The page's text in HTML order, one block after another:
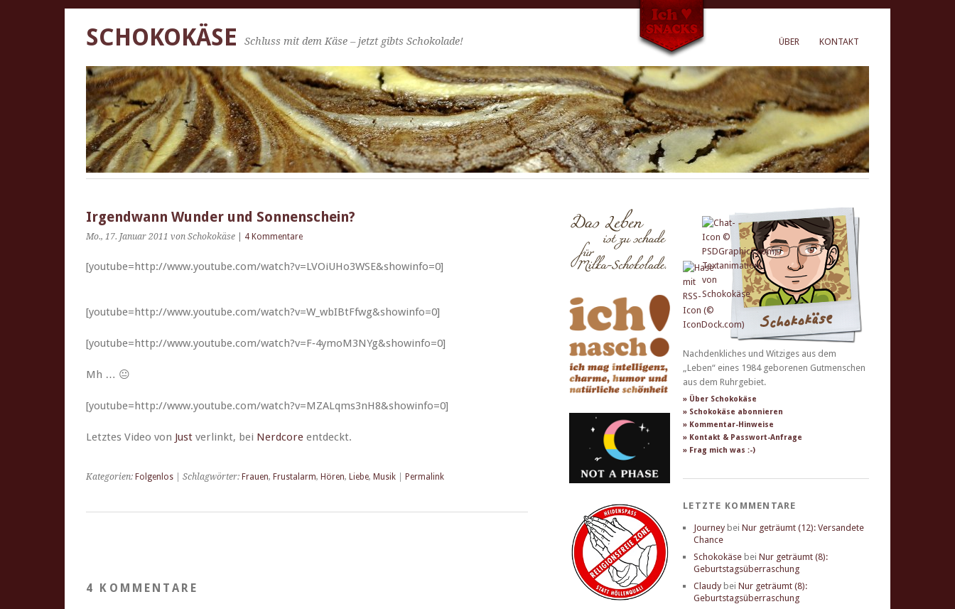
ÜBER KONTAKT
SCHOKOKÄSE Schluss mit dem Käse – jetzt gibts Schokolade!
Irgendwann Wunder und Sonnenschein?
Mo., 17. Januar 2011 von Schokokäse 4 Kommentare
[youtube=http://www.youtube.com/watch?v=LVOiUHo3WSE&showinfo=0]
[youtube=http://www.youtube.com/watch?v=W_wbIBtFfwg&showinfo=0]
[youtube=http://www.youtube.com/watch?v=F‑4ymoM3NYg&showinfo=0]
Mh … 😐
[youtube=http://www.youtube.com/watch?v=MZALqms3nH8&showinfo=0]
Let­ztes Video von Just ver­linkt, bei Nerd­core entdeckt.
Kategorien: Folgenlos | Schlagwörter: Frauen, Frustalarm, Hören, Liebe, Musik Permalink
4 KOMMENTARE
Nachdenkliches und Witziges aus dem
„Leben“ eines 1984 geborenen Gutmenschen
aus dem Ruhrgebiet.
» Über Schokokäse
» Schokokäse abonnieren
» Kommentar-Hinweise
» Kontakt & Passwort-Anfrage
» Frag mich was :-)
LETZTE KOMMENTARE
Journey bei Nur geträumt (12): Versandete
Chance
Schokokäse bei Nur geträumt (8):
Geburtstagsüberraschung
Claudy bei Nur geträumt (8):
Geburtstagsüberraschung